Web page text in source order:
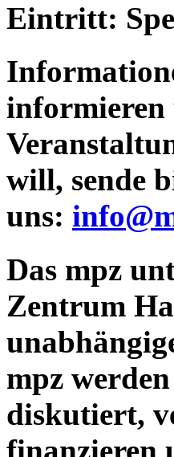
Eintritt:
informieren
will, sende
uns:
Das mpz
Zentrum
mpz
diskutiert,
finanzieren